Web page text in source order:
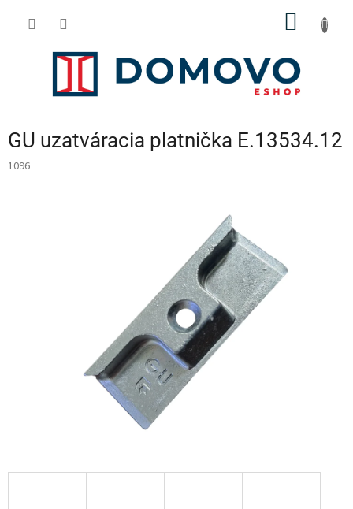
GU uzatváracia platnička E.13534.12
1096